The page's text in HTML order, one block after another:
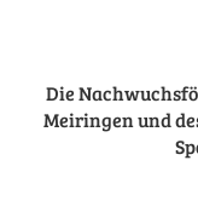
Die
Meiringen und